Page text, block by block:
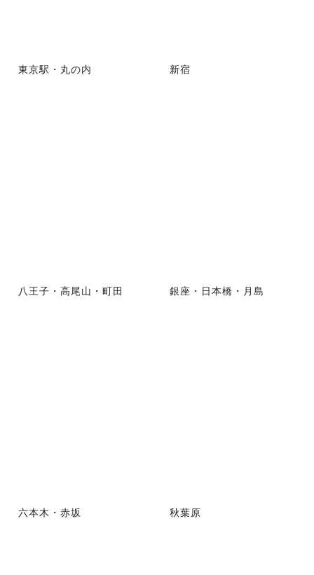
東京駅・丸の内 新宿
八王子・高尾山・町田 銀座・日本橋・月島
六本木・赤坂 秋葉原